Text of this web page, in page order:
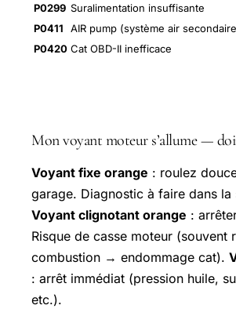
P0299 Suralimentation insuffisante
P0411
AIR pump (système air
P0420 Cat OBD-II inefficace
Mon voyant moteur s’allume —
Voyant fixe orange : roulez
garage. Diagnostic à faire dans la
Voyant clignotant orange :
Risque de casse moteur (souvent
combustion → endommage cat).
: arrêt immédiat (pression huile,
etc.).